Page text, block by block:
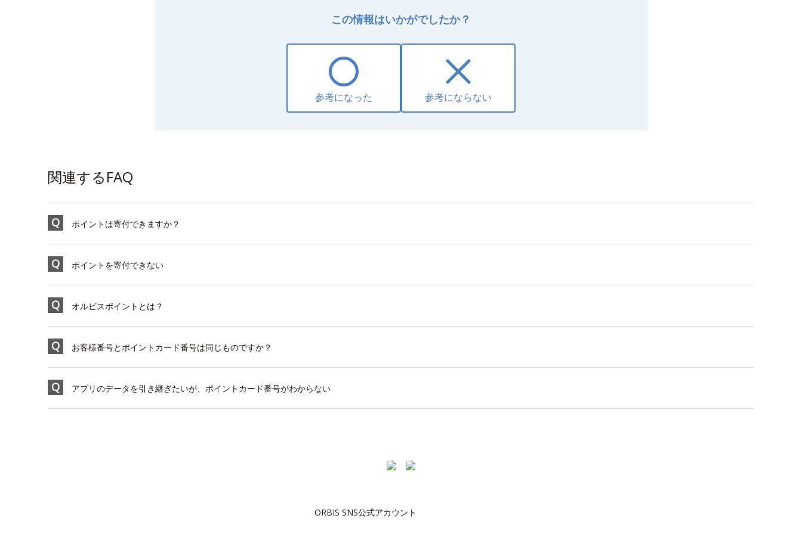
この情報はいかがでしたか？
参考になった 参考にならない
関連するFAQ
ポイントは寄付できますか？
ポイントを寄付できない
オルビスポイントとは？
お客様番号とポイントカード番号は同じものですか？
アプリのデータを引き継ぎたいが、ポイントカード番号がわからない
ORBIS SNS公式アカウント